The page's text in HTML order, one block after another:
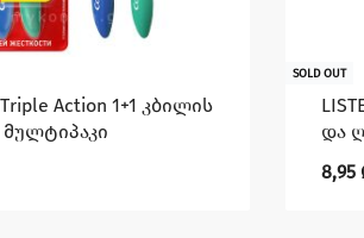
Triple Action 1+1 კბილის
მულტიპაკი
SOLD OUT
და
8,95